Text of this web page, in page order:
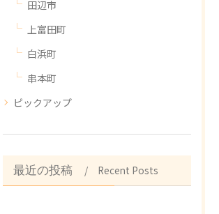
田辺市
上富田町
白浜町
串本町
ピックアップ
最近の投稿 Recent Posts